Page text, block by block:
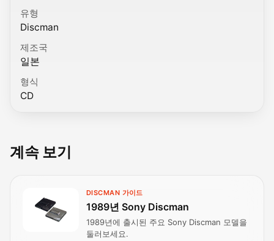
유형
Discman
제조국
일본
형식
CD
계속 보기
DISCMAN 가이드
1989년 Sony Discman
1989년에 출시된 주요 Sony Discman 모델을
둘러보세요.